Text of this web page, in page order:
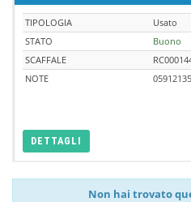
TIPOLOGIA
Usato
STATO
Buono
SCAFFALE
NOTE
DETTAGLI
Non hai trovato